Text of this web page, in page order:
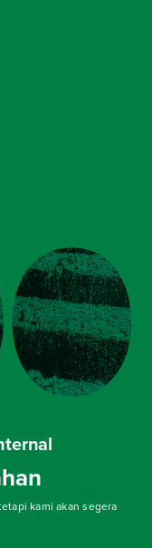
kami akan segera